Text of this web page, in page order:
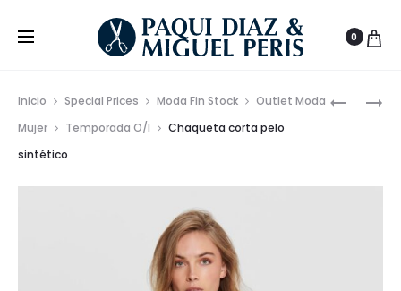
0
VESTIDO
CAMISA
DETALLES
Inicio Special Prices Moda Fin Stock
Outlet Moda
Mujer
Temporada O/I
Chaqueta corta pelo
sintético